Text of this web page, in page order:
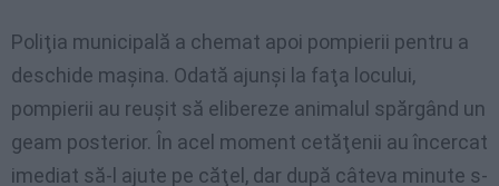
Poliţia municipală a chemat apoi pompierii pentru a
deschide maşina. Odată ajunşi la faţa locului,
pompierii au reuşit să elibereze animalul spărgând un
geam posterior. În acel moment cetăţenii au încercat
imediat să-l ajute pe căţel, dar după câteva minute s-